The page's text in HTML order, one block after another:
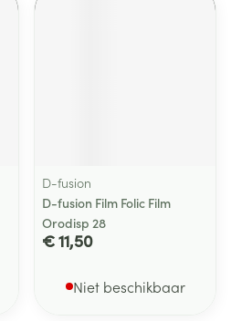
D-fusion
D-fusion Film Folic Film
Orodisp 28
€ 11,50
Niet beschikbaar